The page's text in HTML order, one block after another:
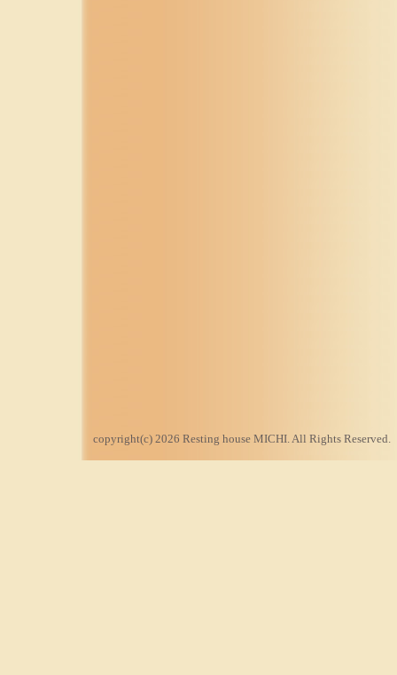
copyright(c) 2026 Resting house MICHI. All Rights Reserved.